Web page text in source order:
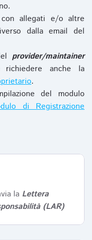
con allegati e/o altre
dalla email del
provider/maintainer
anche la
.
del modulo
di Registrazione
la Lettera
(LAR)